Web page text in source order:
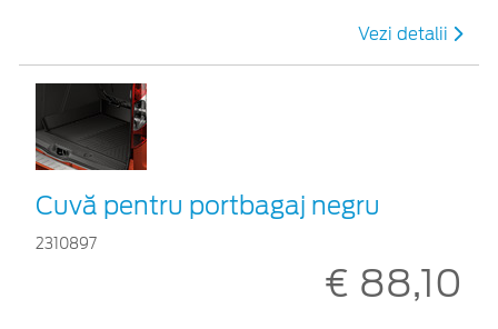
Vezi detalii
Cuvă pentru portbagaj negru
2310897
€ 88,10